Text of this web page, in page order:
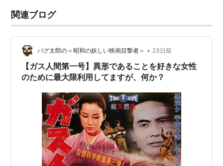
関連ブログ
パグ太郎の＜昭和の妖しい映画目撃者＞ • 23日前
【ガス人間第一号】異形であることを好きな女性
のために最大限利用してますが、何か？